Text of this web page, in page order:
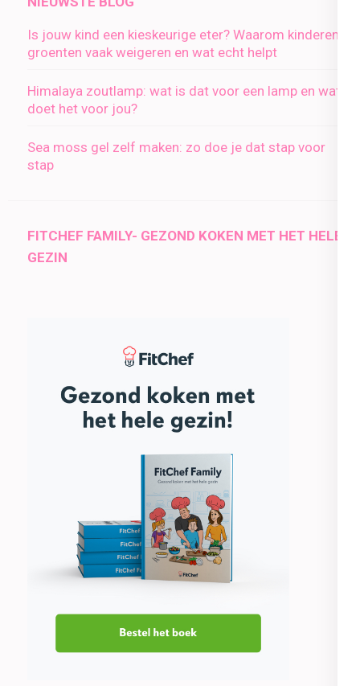
Is jouw kind een kieskeurige eter? Waarom kinderen
groenten vaak weigeren en wat echt helpt
Himalaya zoutlamp: wat is dat voor een lamp en wat
doet het voor jou?
Sea moss gel zelf maken: zo doe je dat stap voor
stap
FITCHEF FAMILY- GEZOND KOKEN MET HET HELE
GEZIN